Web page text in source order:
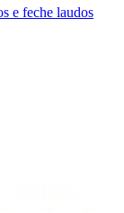
e feche laudos